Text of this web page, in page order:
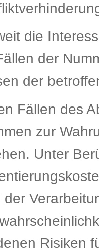
die
der
der
Fällen des
zur
Unter
der
Risiken